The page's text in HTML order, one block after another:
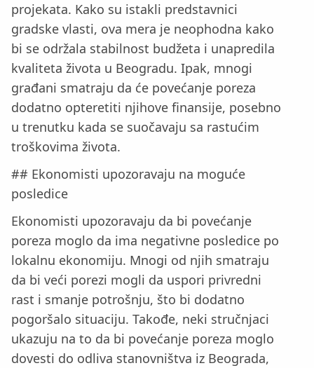
projekata. Kako su istakli predstavnici
gradske vlasti, ova mera je neophodna kako
bi se održala stabilnost budžeta i unapredila
kvaliteta života u Beogradu. Ipak, mnogi
građani smatraju da će povećanje poreza
dodatno opteretiti njihove finansije, posebno
u trenutku kada se suočavaju sa rastućim
troškovima života.
## Ekonomisti upozoravaju na moguće
posledice
Ekonomisti upozoravaju da bi povećanje
poreza moglo da ima negativne posledice po
lokalnu ekonomiju. Mnogi od njih smatraju
da bi veći porezi mogli da uspori privredni
rast i smanje potrošnju, što bi dodatno
pogoršalo situaciju. Takođe, neki stručnjaci
ukazuju na to da bi povećanje poreza moglo
dovesti do odliva stanovništva iz Beograda,